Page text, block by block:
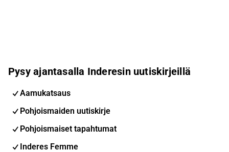
Pysy ajantasalla Inderesin uutiskirjeillä
Aamukatsaus
Pohjoismaiden uutiskirje
Pohjoismaiset tapahtumat
Inderes Femme